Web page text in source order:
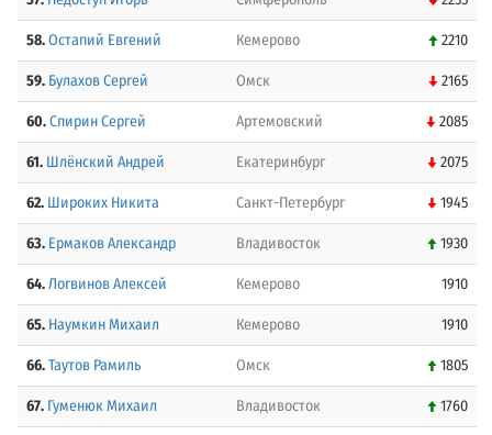
58.Остапий Евгений Кемерово 2210
59. Булахов Сергей Омск 2165
60.Спирин Сергей Артемовский 2085
61. Шлёнский Андрей Екатеринбург 2075
62. Широких Никита Санкт-Петербург 1945
63. Ермаков Александр Владивосток 1930
64.Логвинов Алексей Кемерово 1910
65. Наумкин Михаил Кемерово 1910
66.Таутов Рамиль Омск 1805
67. Гуменюк Михаил Владивосток 1760